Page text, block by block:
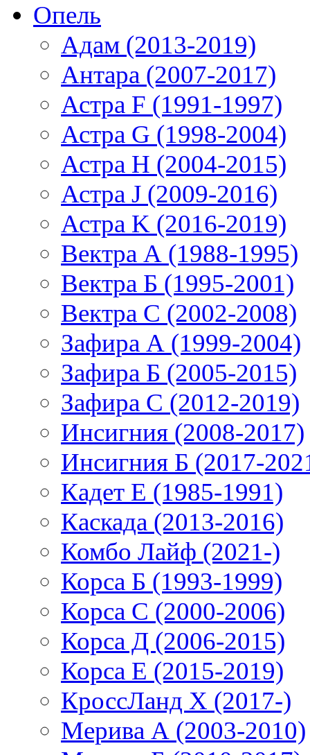
Опель
Адам (2013-2019)
Антара (2007-2017)
Астра F (1991-1997)
Астра G (1998-2004)
Астра H (2004-2015)
Астра J (2009-2016)
Астра K (2016-2019)
Вектра А (1988-1995)
Вектра Б (1995-2001)
Вектра С (2002-2008)
Зафира А (1999-2004)
Зафира Б (2005-2015)
Зафира С (2012-2019)
Инсигния (2008-2017)
Инсигния Б (2017-
Кадет Е (1985-1991)
Каскада (2013-2016)
Комбо Лайф (2021-)
Корса Б (1993-1999)
Корса С (2000-2006)
Корса Д (2006-2015)
Корса E (2015-2019)
КроссЛанд X (2017-)
Мерива А (2003-2010)